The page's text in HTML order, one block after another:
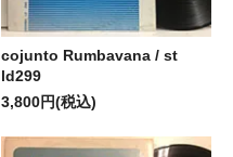
cojunto Rumbavana / st
ld299
3,800円(税込)